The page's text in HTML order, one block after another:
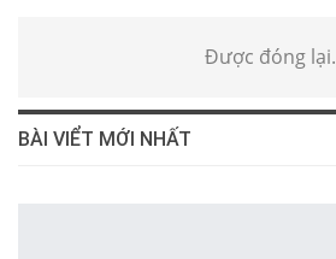
Được đóng lại.
BÀI VIỂT MỚI NHẤT